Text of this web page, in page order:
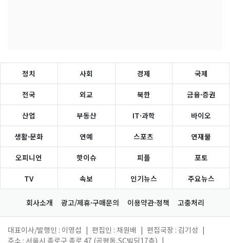
정치 사회 경제 국제
전국 외교 북한 금융·증권
산업 부동산 IT·과학 바이오
생활·문화 연예 스포츠 연재물
오피니언 핫이슈 피플 포토
TV 속보 인기뉴스 주요뉴스
회사소개 광고/제휴·구매문의 이용약관·정책 고충처리
대표이사/발행인 : 이영섭 편집인 : 채원배 편집국장 : 김기성
주소 : 서울시 종로구 종로 47 (공평동,SC빌딩17층)